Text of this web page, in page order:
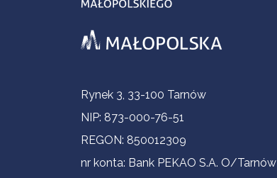
Informacje kontaktowe
Rynek 3, 33-100 Tarnów
NIP: 873-000-76-51
REGON: 850012309
nr konta: Bank PEKAO S.A. O/Tarnów